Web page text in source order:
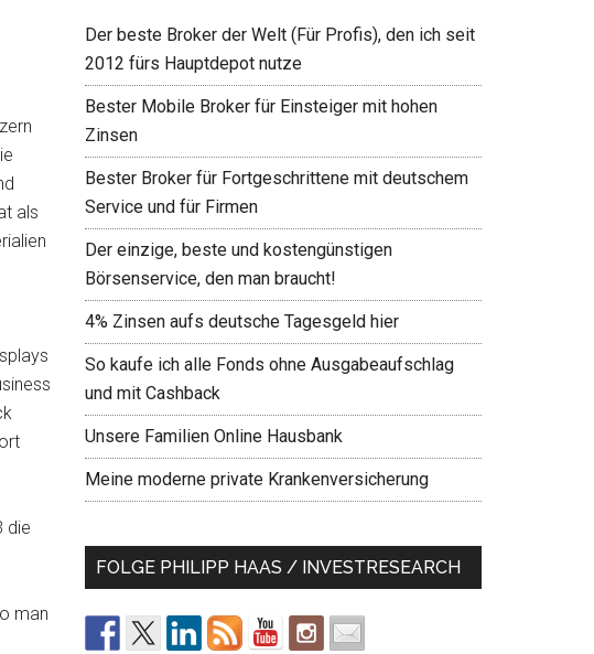
als
die
man
Der beste Broker der Welt (Für Profis), den ich seit
2012 fürs Hauptdepot nutze
Bester Mobile Broker für Einsteiger mit hohen
Zinsen
Bester Broker für Fortgeschrittene mit deutschem
Service und für Firmen
Der einzige, beste und kostengünstigen
Börsenservice, den man braucht!
4% Zinsen aufs deutsche Tagesgeld hier
So kaufe ich alle Fonds ohne Ausgabeaufschlag
und mit Cashback
Unsere Familien Online Hausbank
Meine moderne private Krankenversicherung
FOLGE PHILIPP HAAS / INVESTRESEARCH